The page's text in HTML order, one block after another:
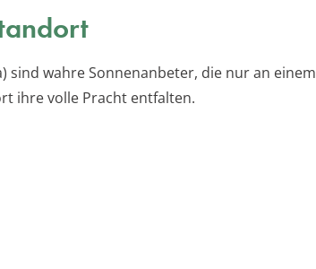
sind wahre Sonnenanbeter, die nur an
ihre volle Pracht entfalten.